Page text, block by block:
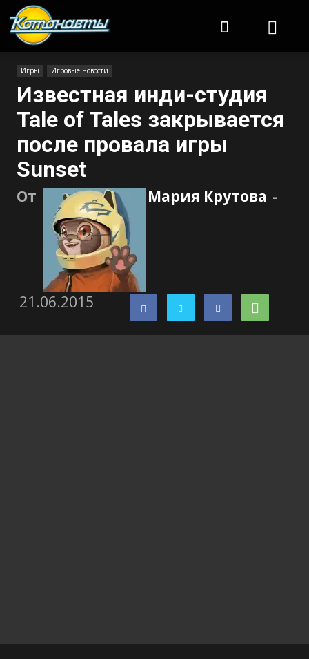
Игры Игровые новости
Известная инди-студия
Tale of Tales закрывается
после провала игры
Sunset
От Мария Крутова -
21.06.2015